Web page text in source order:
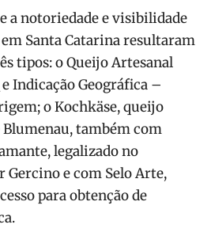
a notoriedade e visibilidade
Santa Catarina resultaram
tipos: o Queijo Artesanal
Indicação Geográfica –
o Kochkäse, queijo
Blumenau, também com
legalizado no
e com Selo Arte,
para obtenção de